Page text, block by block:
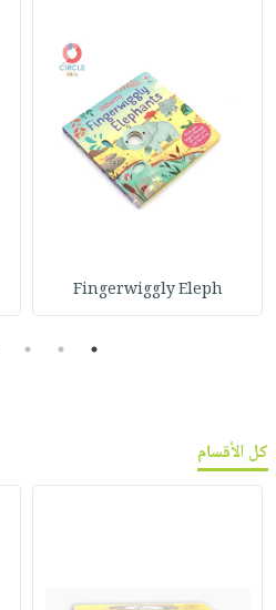
Fingerwiggly Eleph
1
2
3
كل الأقسام